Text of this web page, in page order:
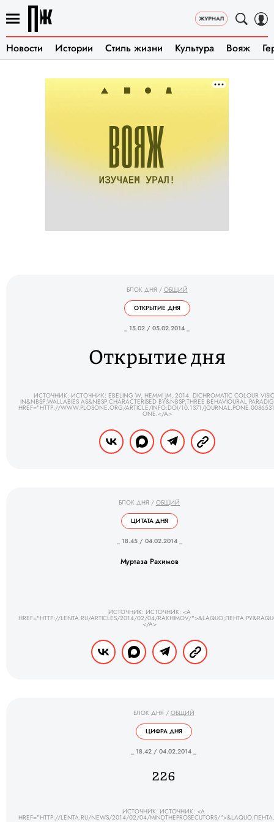
Новости Истории Стиль жизни Культура Вояж
БЛОК ДНЯ / ОБЩИЙ
ОТКРЫТИЕ ДНЯ
_ 15.02 / 05.02.2014 _
Открытие дня
ИСТОЧНИК: ИСТОЧНИК: EBELING W, HEMMI JM, 2014. DICHROMATIC COLOUR
IN&NBSP;WALLABIES AS&NBSP;CHARACTERISED BY&NBSP;THREE BEHAVIOURAL
HREF="HTTP://WWW.PLOSONE.ORG/ARTICLE/INFO:DOI/10.1371/
ONE.</A>
БЛОК ДНЯ / ОБЩИЙ
ЦИТАТА ДНЯ
_ 18.45 / 04.02.2014 _
Муртаза Рахимов
ИСТОЧНИК: ИСТОЧНИК: <A
HREF="HTTP://LENTA.RU/ARTICLES/2014/02/04/RAKHIMOV/
</A>
БЛОК ДНЯ / ОБЩИЙ
ЦИФРА ДНЯ
_ 18.42 / 04.02.2014 _
226
ИСТОЧНИК: ИСТОЧНИК: <A
HREF="HTTP://LENTA.RU/NEWS/2014/02/04/MINDTHEPROSECUTORS/